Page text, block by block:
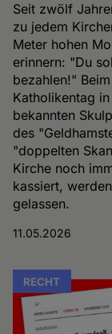
Seit zwölf
zu jedem
Meter hohen
erinnern: "Du
bezahlen!"
Katholikentag
bekannten
des
"doppelten
Kirche noch
kassiert,
gelassen.
11.05.2026
RECHT